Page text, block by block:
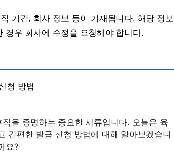
기간, 회사 정보 등이 기재됩니다. 해당 정보
경우 회사에 수정을 요청해야 합니다.
청 방법
을 증명하는 중요한 서류입니다. 오늘은 육
간편한 발급 신청 방법에 대해 알아보겠습니
요?